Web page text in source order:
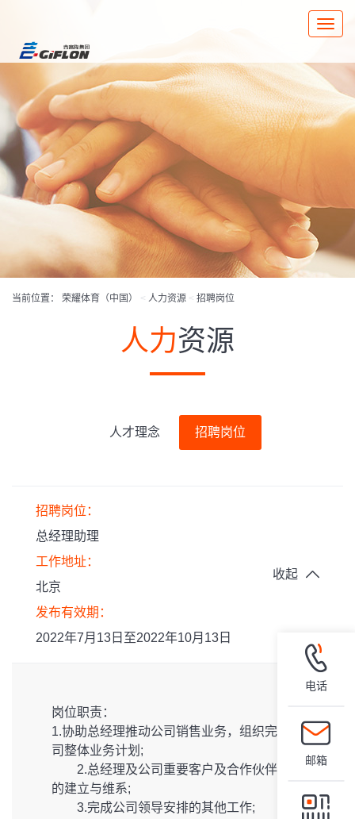
Toggle
当前位置： 荣耀体育（中国） < 人力资源 < 招聘岗位
人力资源
人才理念 招聘岗位
招聘岗位：
总经理助理
工作地址：
北京
发布有效期：
2022年7月13日至2022年10月13日
收起
岗位职责：
1.协助总经理推动公司销售业务，组织完成公
司整体业务计划;
2.总经理及公司重要客户及合作伙伴关系
的建立与维系;
3.完成公司领导安排的其他工作;
电话
邮箱